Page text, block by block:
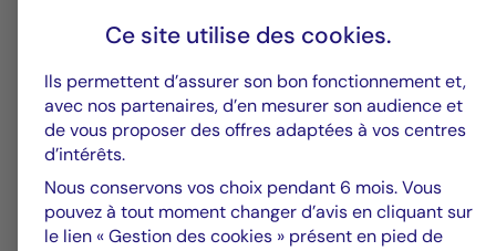
Ce site utilise des cookies.
Ils permettent d’assurer son bon fonctionnement et,
avec nos partenaires, d’en mesurer son audience et
de vous proposer des offres adaptées à vos centres
d’intérêts.
Nous conservons vos choix pendant 6 mois. Vous
pouvez à tout moment changer d’avis en cliquant sur
le lien « Gestion des cookies » présent en pied de